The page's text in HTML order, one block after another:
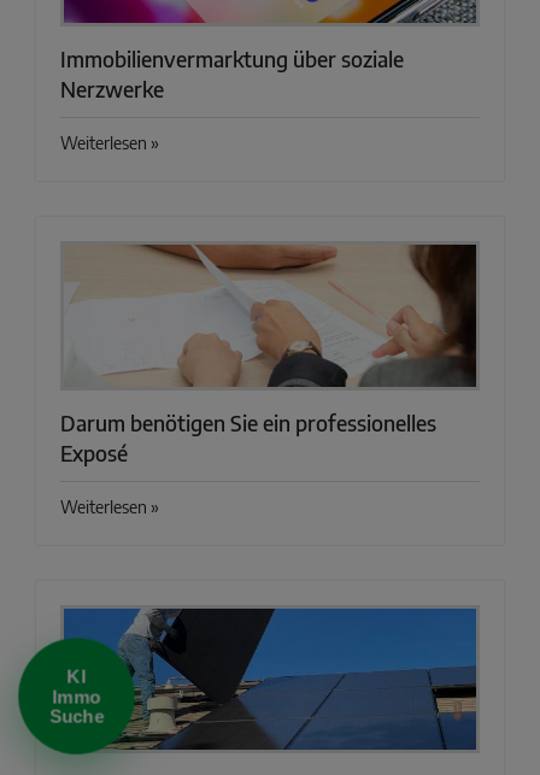
KI
Immo
Suche
Beispiel: Haus in Villingen kaufen Umkreis 25km
Immobilienvermarktung über soziale
Nerzwerke
Weiterlesen »
Darum benötigen Sie ein professionelles
Exposé
Weiterlesen »